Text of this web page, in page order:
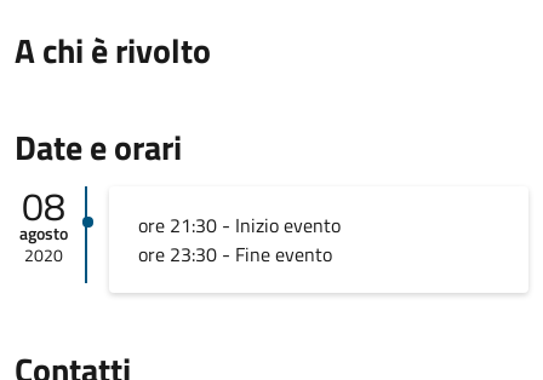
A chi è rivolto
Date e orari
08
agosto
2020
ore 21:30 - Inizio evento
ore 23:30 - Fine evento